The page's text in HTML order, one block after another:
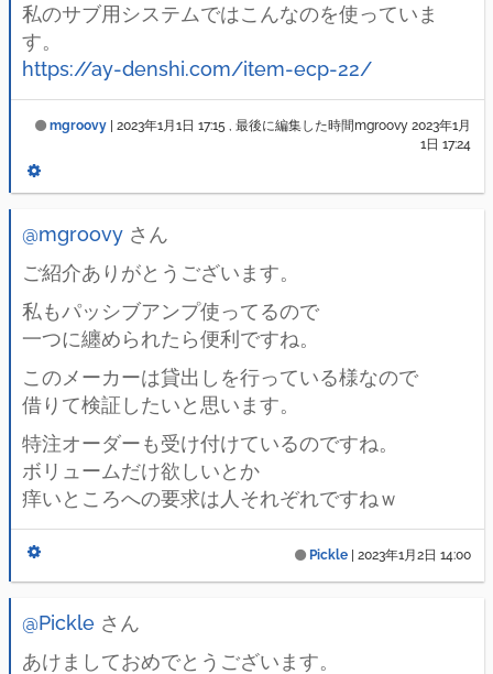
私のサブ用システムではこんなのを使っていま
す。
https://ay-denshi.com/item-ecp-22/
mgroovy 2023年1月1日 17:15 , 最後に編集した時間mgroovy 2023年1月
1日 17:24
@mgroovy さん
ご紹介ありがとうございます。
私もパッシブアンプ使ってるので
一つに纏められたら便利ですね。
このメーカーは貸出しを行っている様なので
借りて検証したいと思います。
特注オーダーも受け付けているのですね。
ボリュームだけ欲しいとか
痒いところへの要求は人それぞれですねｗ
Pickle 2023年1月2日 14:00
@Pickle さん
あけましておめでとうございます。